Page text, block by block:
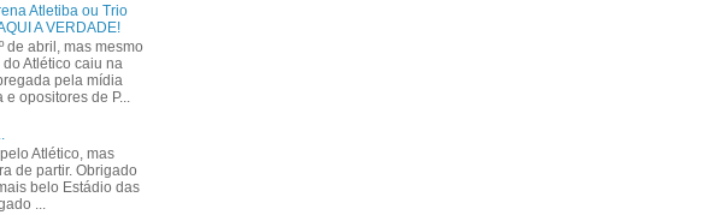
Atletiba ou Trio
A VERDADE!
de abril, mas mesmo
Atlético caiu na
pela mídia
e opositores de P...
Atlético, mas
de partir. Obrigado
belo Estádio das
...